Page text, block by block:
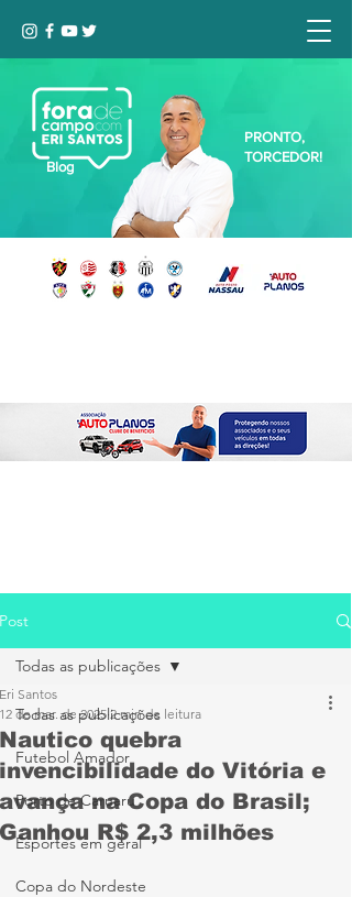
Blog
PRONTO,
TORCEDOR!
Post
Todas as publicações
Futebol Amador
Porto de Caruaru
Esportes em geral
Copa do Nordeste
Todas as publicações
Nautico quebra
invencibilidade do Vitória e
avança na Copa do Brasil;
Ganhou R$ 2,3 milhões
Eri Santos
12 de mar. de 2025 2 min de leitura